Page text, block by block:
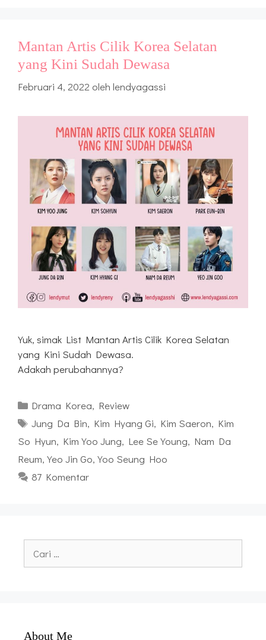
Mantan Artis Cilik Korea Selatan
yang Kini Sudah Dewasa
Februari 4, 2022 oleh lendyagassi
Yuk, simak List Mantan Artis Cilik Korea Selatan
yang Kini Sudah Dewasa.
Adakah perubahannya?
Kategori
Drama Korea, Review
Tag
Jung Da Bin, Kim Hyang Gi, Kim Saeron, Kim
So Hyun, Kim Yoo Jung, Lee Se Young, Nam Da
Reum, Yeo Jin Go, Yoo Seung Hoo
87 Komentar
untuk:
About Me